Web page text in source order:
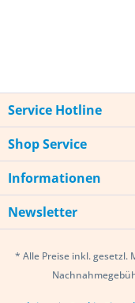
Service Hotline
Shop Service
Informationen
Newsletter
* Alle Preise inkl. gesetzl.